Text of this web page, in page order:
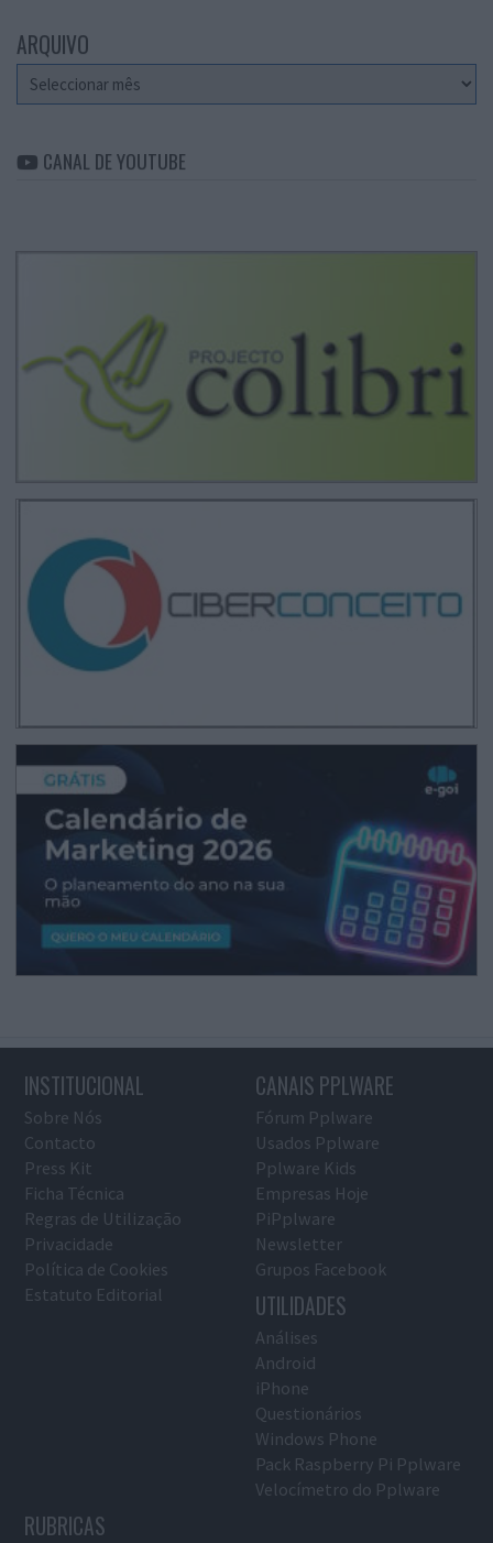
ARQUIVO
Arquivo
CANAL DE YOUTUBE
INSTITUCIONAL
Sobre Nós
Contacto
Press Kit
Ficha Técnica
Regras de Utilização
Privacidade
Política de Cookies
Estatuto Editorial
CANAIS PPLWARE
Fórum Pplware
Usados Pplware
Pplware Kids
Empresas Hoje
PiPplware
Newsletter
Grupos Facebook
UTILIDADES
Análises
Android
iPhone
Questionários
Windows Phone
Pack Raspberry Pi Pplware
Velocímetro do Pplware
RUBRICAS